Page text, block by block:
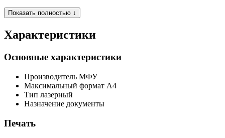
Показать полностью ↓
Характеристики
Основные характеристики
Производитель МФУ
Максимальный формат A4
Тип лазерный
Назначение документы
Печать